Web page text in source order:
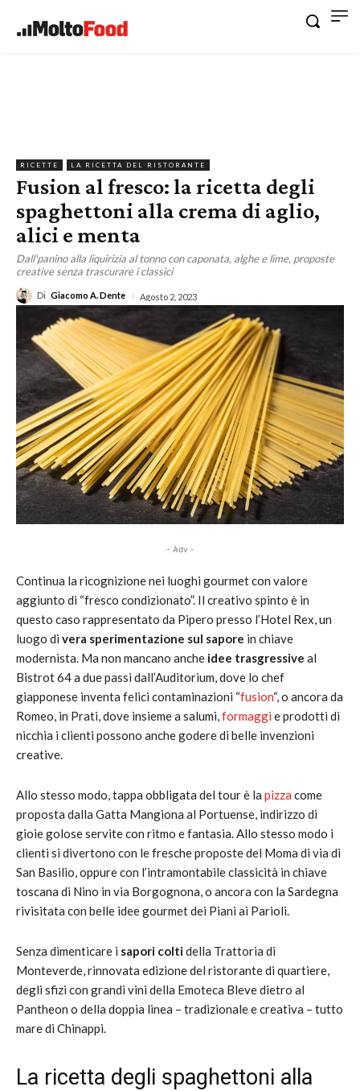
RICETTE LA RICETTA DEL RISTORANTE
Fusion al fresco: la ricetta degli
spaghettoni alla crema di aglio,
alici e menta
Dall'panino alla liquirizia al tonno con caponata, alghe e lime, proposte
creative senza trascurare i classici
Di Giacomo A. Dente Agosto 2, 2023
- Adv -
Continua la ricognizione nei luoghi gourmet con valore
aggiunto di “fresco condizionato”. Il creativo spinto è in
questo caso rappresentato da Pipero presso l’Hotel Rex, un
luogo di vera sperimentazione sul sapore in chiave
modernista. Ma non mancano anche idee trasgressive al
Bistrot 64 a due passi dall’Auditorium, dove lo chef
giapponese inventa felici contaminazioni “fusion“, o ancora da
Romeo, in Prati, dove insieme a salumi,formaggi e prodotti di
nicchia i clienti possono anche godere di belle invenzioni
creative.
Allo stesso modo, tappa obbligata del tour è la pizza come
proposta dalla Gatta Mangiona al Portuense, indirizzo di
gioie golose servite con ritmo e fantasia. Allo stesso modo i
clienti si divertono con le fresche proposte del Moma di via di
San Basilio, oppure con l’intramontabile classicità in chiave
toscana di Nino in via Borgognona, o ancora con la Sardegna
rivisitata con belle idee gourmet dei Piani ai Parioli.
Senza dimenticare i sapori coltidella Trattoria di
Monteverde, rinnovata edizione del ristorante di quartiere,
degli sfizi con grandi vini della Emoteca Bleve dietro al
Pantheon o della doppia linea – tradizionale e creativa – tutto
mare di Chinappi.
La ricetta degli spaghettoni alla